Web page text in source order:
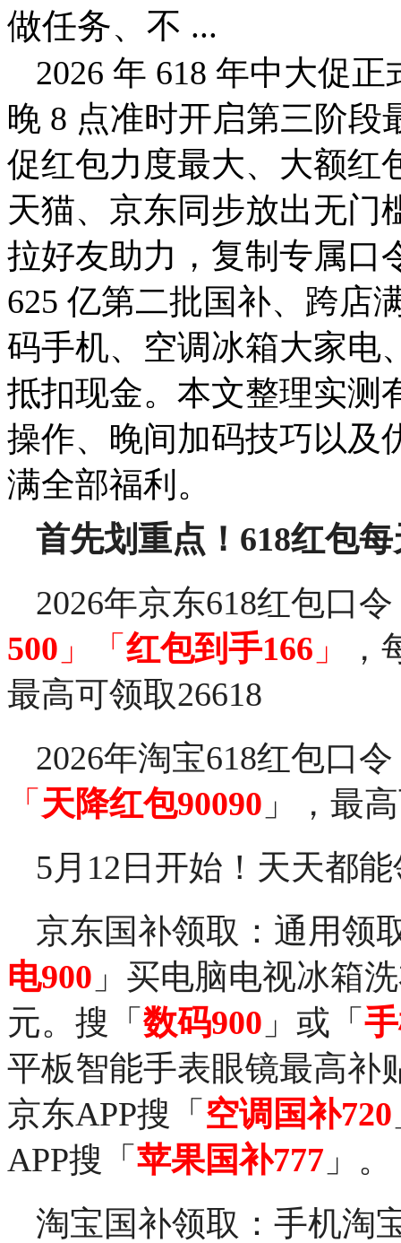
做任务、不 ...
2026 年 618 年中大促
晚 8 点准时开启第三阶段
促红包力度最大、大额红
天猫、京东同步放出无门
拉好友助力，复制专属口
625 亿第二批国补、跨店
码手机、空调冰箱大家电
抵扣现金。本文整理实测
操作、晚间加码技巧以及
满全部福利。
首先划重点！618红包
2026年京东618红包口
500 」「 红包到手166 」
最高可领取26618
2026年淘宝618红包口
「 天降红包90090 」，最
5月12日开始！天天都
京东国补领取：通用领
电900 」买电脑电视冰箱
元。搜「 数码900 」或「
平板智能手表眼镜最高补
京东APP搜「 空调国补720
APP搜「 苹果国补777 」。
淘宝国补领取：手机淘